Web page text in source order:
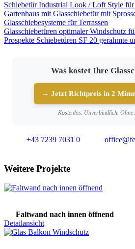
Schiebetür Industrial Look / Loft Style für
Gartenhaus mit Glasschiebetür mit
Glasschiebesysteme für Terrassen
Glasschiebetüren optimaler Windschutz
Prospekte Schiebetüren SF 20 gerahmte
Was kostet Ihre
→ Jetzt Richtpreis in 2
Kostenlos. Unverbindlich. Ohne
+43 7239 7031 0
Weitere Projekte
Faltwand nach innen öffnend
Detailansicht